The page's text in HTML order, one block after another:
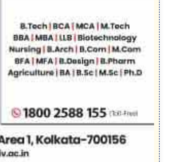
মিডিয়ায় একটি ভিডিও পোস্ট করেন। যেখানে
দিয়েছিলেন। ওই পোস্টটি দ্রুত সোশ্যাল
ইন্ডাস্ট্রিজের স্টক কিনতে শুরু করেন। এর